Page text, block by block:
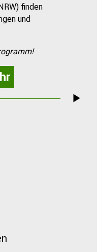
finden
und